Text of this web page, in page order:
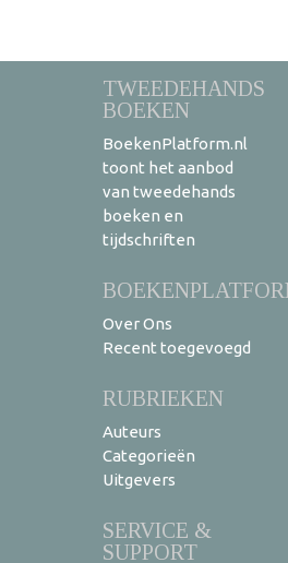
TWEEDEHANDS
BOEKEN
BoekenPlatform.nl
toont het aanbod
van tweedehands
boeken en
tijdschriften
Over Ons
Recent toegevoegd
RUBRIEKEN
Auteurs
Categorieën
Uitgevers
SERVICE &
SUPPORT